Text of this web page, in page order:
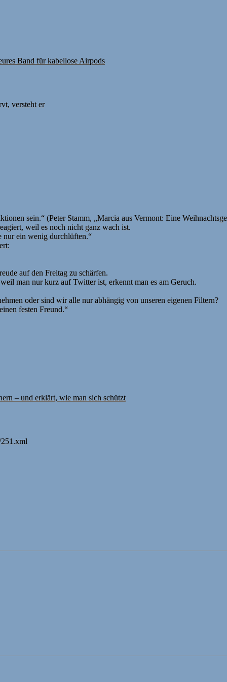
Band für kabellose Airpods
versteht er
sein.“ (Peter Stamm, „Marcia aus Vermont: Eine
weil es noch nicht ganz wach ist.
nur ein wenig durchlüften.“
auf den Freitag zu schärfen.
man nur kurz auf Twitter ist, erkennt man es am Geruch.
oder sind wir alle nur abhängig von unseren eigenen Filtern?
festen Freund.“
– und erklärt, wie man sich schützt